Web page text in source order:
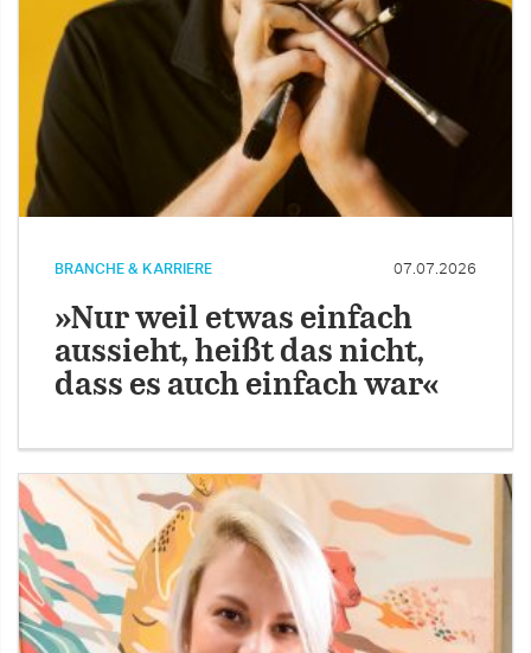
BRANCHE & KARRIERE 07.07.2026
»Nur weil etwas einfach
aussieht, heißt das nicht,
dass es auch einfach war«